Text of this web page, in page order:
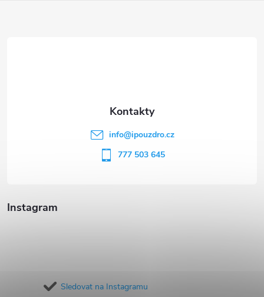
Instagram
Sledovat na Instagramu
info@ipouzdro.cz
777 503 645